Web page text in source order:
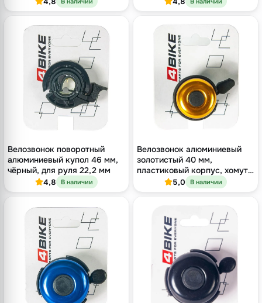
Велозвонок поворотный
алюминиевый купол 46 мм,
чёрный, для руля 22,2 мм
4,8 В наличии
Велозвонок алюминиевый
золотистый 40 мм,
пластиковый корпус, хомут
22.2 мм 5,0 В наличии